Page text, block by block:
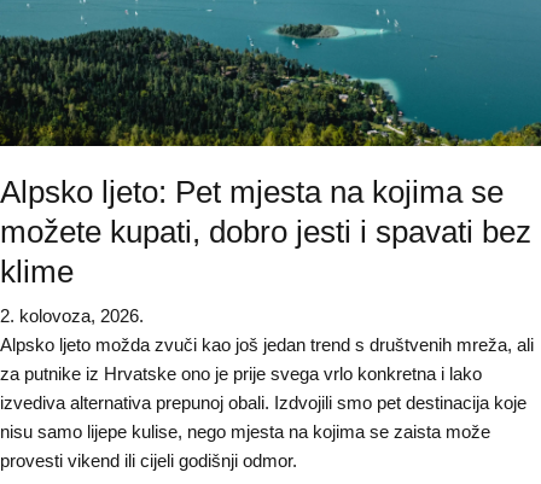
Alpsko ljeto: Pet mjesta na kojima se
možete kupati, dobro jesti i spavati bez
klime
2. kolovoza, 2026.
Alpsko ljeto možda zvuči kao još jedan trend s društvenih mreža, ali
za putnike iz Hrvatske ono je prije svega vrlo konkretna i lako
izvediva alternativa prepunoj obali. Izdvojili smo pet destinacija koje
nisu samo lijepe kulise, nego mjesta na kojima se zaista može
provesti vikend ili cijeli godišnji odmor.